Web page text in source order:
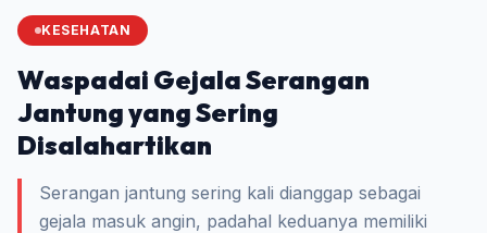
KESEHATAN
Waspadai Gejala Serangan
Jantung yang Sering
Disalahartikan
Serangan jantung sering kali dianggap sebagai
gejala masuk angin, padahal keduanya memiliki